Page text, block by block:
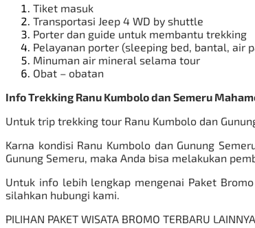
Tiket masuk
Transportasi Jeep 4 WD by shuttle
Porter dan guide untuk membantu trekking
Pelayanan porter (sleeping bed, bantal, air
Minuman air mineral selama tour
Obat – obatan
Info Trekking Ranu Kumbolo dan Semeru
Untuk trip trekking tour Ranu Kumbolo dan
Karna kondisi Ranu Kumbolo dan Gunung
Gunung Semeru, maka Anda bisa melakukan
Untuk info lebih lengkap mengenai Paket
silahkan hubungi kami.
PILIHAN PAKET WISATA BROMO TERBARU